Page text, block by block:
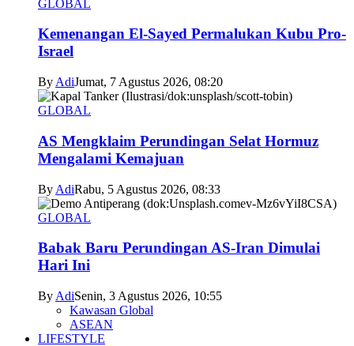
GLOBAL
Kemenangan El-Sayed Permalukan Kubu Pro-
Israel
By AdiJumat, 7 Agustus 2026, 08:20
GLOBAL
AS Mengklaim Perundingan Selat Hormuz
Mengalami Kemajuan
By AdiRabu, 5 Agustus 2026, 08:33
GLOBAL
Babak Baru Perundingan AS-Iran Dimulai
Hari Ini
By AdiSenin, 3 Agustus 2026, 10:55
Kawasan Global
ASEAN
LIFESTYLE